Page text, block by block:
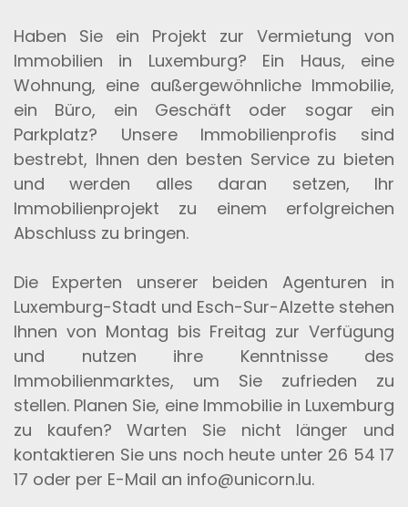
Haben Sie ein Projekt zur Vermietung von
Immobilien in Luxemburg? Ein Haus, eine
Wohnung, eine außergewöhnliche Immobilie,
ein Büro, ein Geschäft oder sogar ein
Parkplatz? Unsere Immobilienprofis sind
bestrebt, Ihnen den besten Service zu bieten
und werden alles daran setzen, Ihr
Immobilienprojekt zu einem erfolgreichen
Abschluss zu bringen.
Die Experten unserer beiden Agenturen in
Luxemburg-Stadt und Esch-Sur-Alzette stehen
Ihnen von Montag bis Freitag zur Verfügung
und nutzen ihre Kenntnisse des
Immobilienmarktes, um Sie zufrieden zu
stellen. Planen Sie, eine Immobilie in Luxemburg
zu kaufen? Warten Sie nicht länger und
kontaktieren Sie uns noch heute unter 26 54 17
17 oder per E-Mail an info@unicorn.lu.